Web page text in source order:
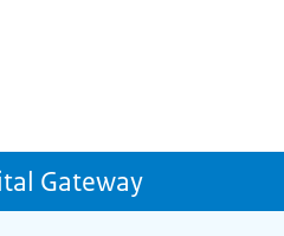
Gateway